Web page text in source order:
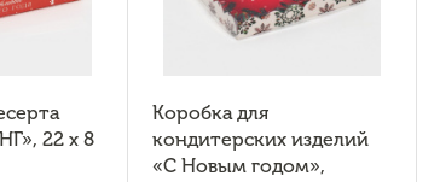
22 х 8
Коробка для
кондитерских изделий
«С Новым годом»,